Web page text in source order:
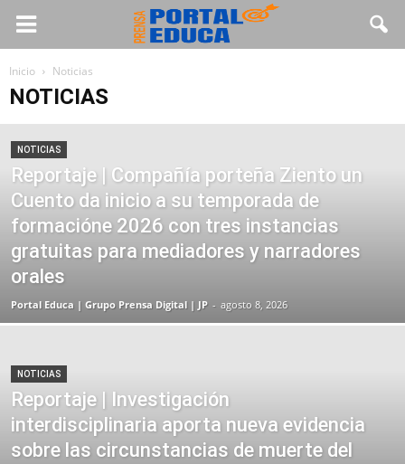
Inicio Noticias
NOTICIAS
NOTICIAS
Reportaje | Compañía porteña Ziento un
Cuento da inicio a su temporada de
formacióne 2026 con tres instancias
gratuitas para mediadores y narradores
orales
Portal Educa | Grupo Prensa Digital | JP - agosto 8, 2026
NOTICIAS
Reportaje | Investigación
interdisciplinaria aporta nueva evidencia
sobre las circunstancias de muerte del